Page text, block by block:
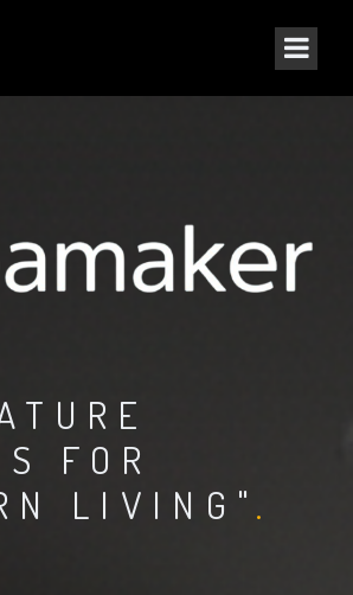
FOR
LIVING" .